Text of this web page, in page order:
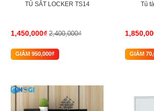
TỦ SẮT LOCKER TS14
1,450,000₫ 2,400,000₫
GIẢM 950,000₫
Tủ
GIẢM
-7%